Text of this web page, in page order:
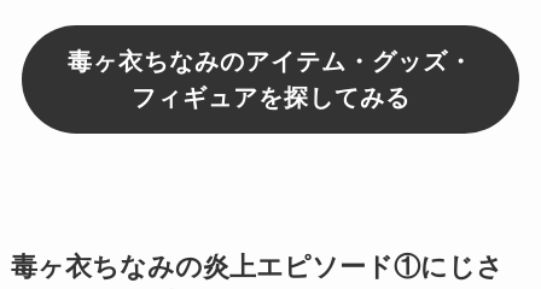
毒ヶ衣ちなみのアイテム・グッズ・
フィギュアを探してみる
毒ヶ衣ちなみの炎上エピソード①にじさ